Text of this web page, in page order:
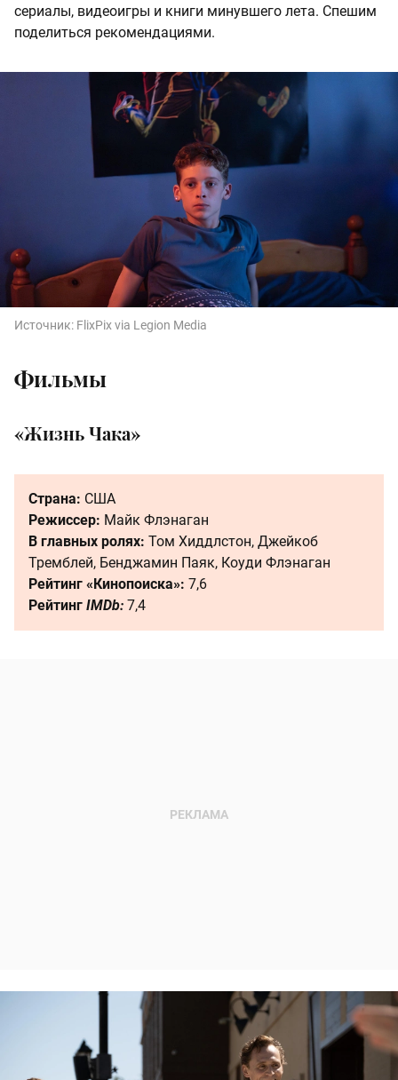
сериалы, видеоигры и книги минувшего лета. Спешим
поделиться рекомендациями.
Источник: FlixPix via Legion Media
Фильмы
«Жизнь Чака»
Страна: США
Режиссер: Майк Флэнаган
В главных ролях: Том Хиддлстон, Джейкоб
Тремблей, Бенджамин Паяк, Коуди Флэнаган
Рейтинг «Кинопоиска»: 7,6
Рейтинг IMDb: 7,4